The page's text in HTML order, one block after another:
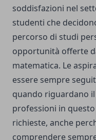
soddisfazioni nel
studenti che
percorso di studi
opportunità offerte
matematica. Le
essere sempre
quando riguardano il
professioni in
richieste, anche
comprendere